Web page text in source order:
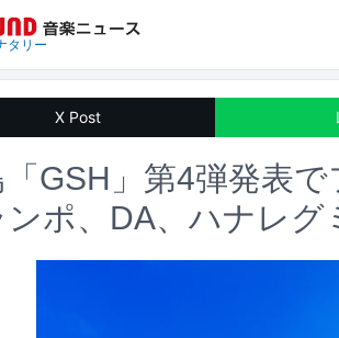
タリー
X Post
GSH」第4弾発表
ンポ、DA、ハナレグ